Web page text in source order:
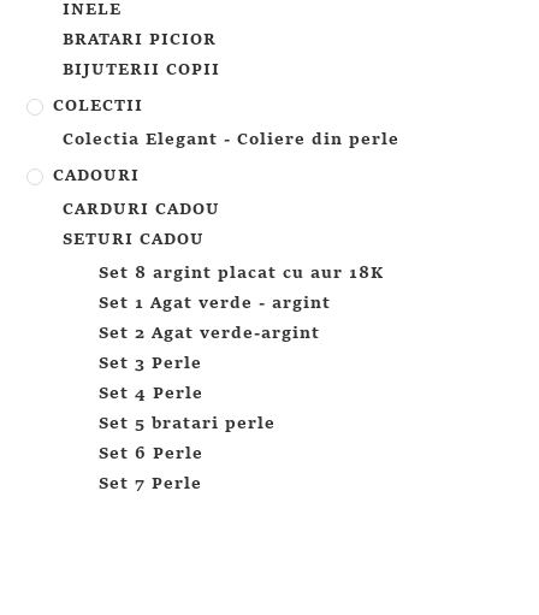
INELE
BRATARI PICIOR
BIJUTERII COPII
COLECTII
Colectia Elegant - Coliere din perle
CADOURI
CARDURI CADOU
SETURI CADOU
Set 8 argint placat cu aur 18K
Set 1 Agat verde - argint
Set 2 Agat verde-argint
Set 3 Perle
Set 4 Perle
Set 5 bratari perle
Set 6 Perle
Set 7 Perle